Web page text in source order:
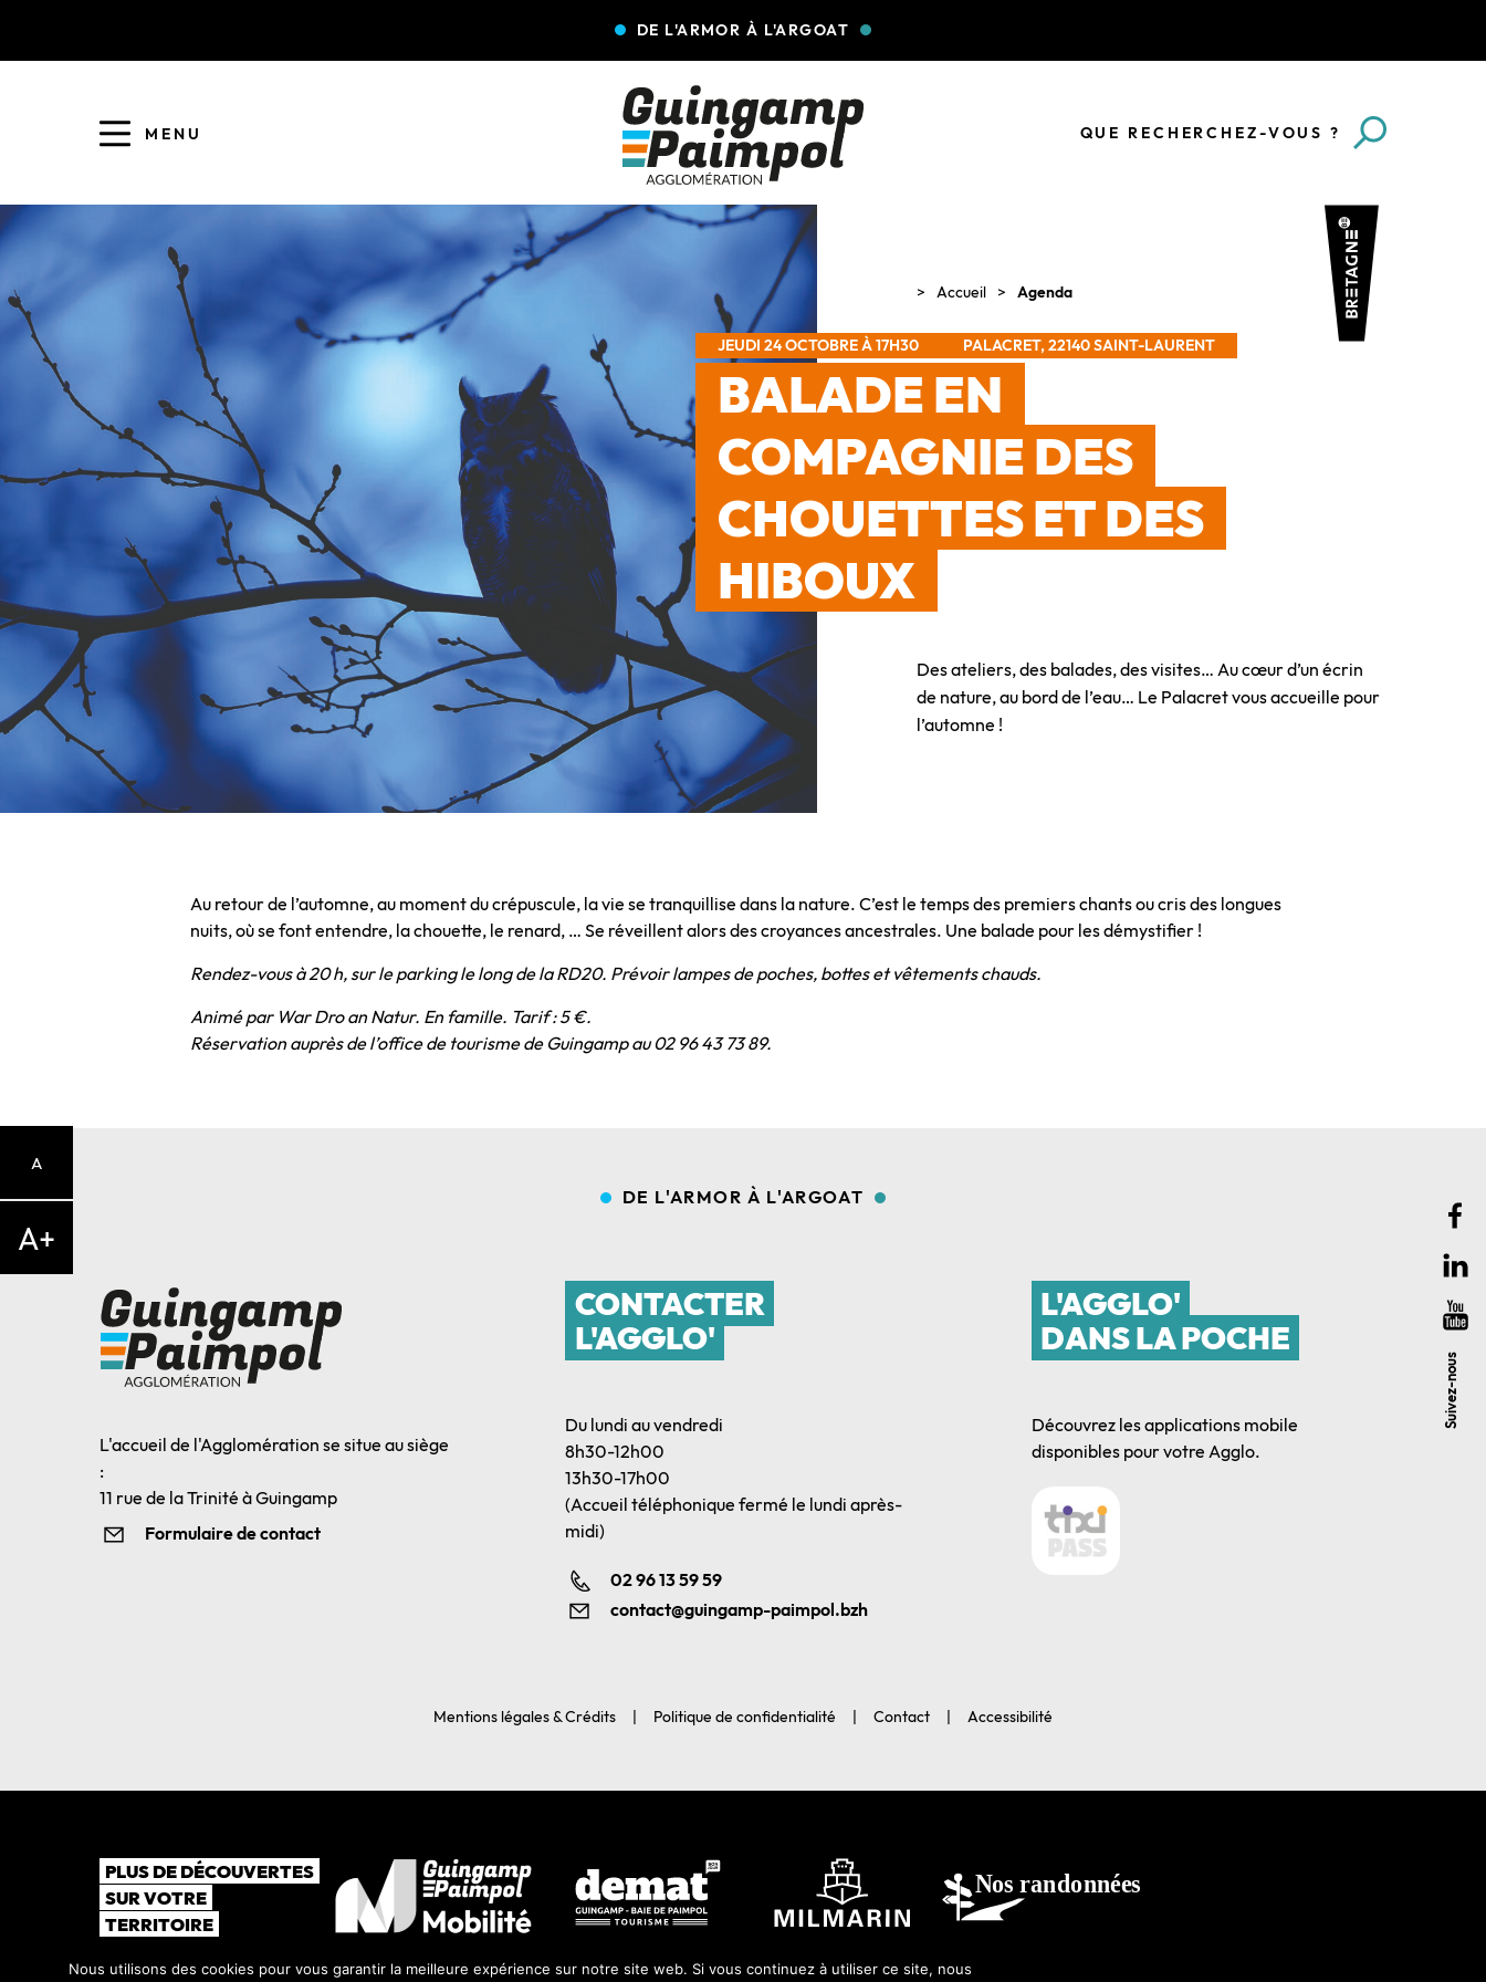
DE L'ARMOR À L'ARGOAT
MENU QUE RECHERCHEZ-VOUS ?
ENFANCE JEUNESSE L'AGGLO' RECRUTE
ASSOCIATIONS
Suivez-nous
Accueil Agenda
JEUDI 24 OCTOBRE À 17H30 PALACRET, 22140 SAINT-LAURENT
BALADE EN
COMPAGNIE DES
CHOUETTES ET DES
HIBOUX
Des ateliers, des balades, des visites… Au cœur d’un écrin
de nature, au bord de l’eau… Le Palacret vous accueille pour
l’automne !
A
A+
Au retour de l’automne, au moment du crépuscule, la vie se tranquillise dans la nature. C’est le temps des premiers chants ou cris des longues
nuits, où se font entendre, la chouette, le renard, … Se réveillent alors des croyances ancestrales. Une balade pour les démystifier !
Rendez-vous à 20 h, sur le parking le long de la RD20. Prévoir lampes de poches, bottes et vêtements chauds.
Animé par War Dro an Natur. En famille. Tarif : 5 €.
Réservation auprès de l’office de tourismede Guingamp au 02 96 43 73 89.
DE L'ARMOR À L'ARGOAT
L'accueil de l'Agglomération se situe au siège
:
11 rue de la Trinité à Guingamp
Formulaire de contact
CONTACTER
L'AGGLO'
Du lundi au vendredi
8h30-12h00
13h30-17h00
(Accueil téléphonique fermé le lundi après-
midi)
02 96 13 59 59
contact@guingamp-paimpol.bzh
L'AGGLO'
DANS LA POCHE
Découvrez les applications mobile
disponibles pour votre Agglo.
Mentions légales & Crédits Politique de confidentialité Contact Accessibilité
PLUS DE DÉCOUVERTES
SUR VOTRE
TERRITOIRE
Nous utilisons des cookies pour vous garantir la meilleure expérience sur notre site web. Si vous continuez à utiliser ce site, nous